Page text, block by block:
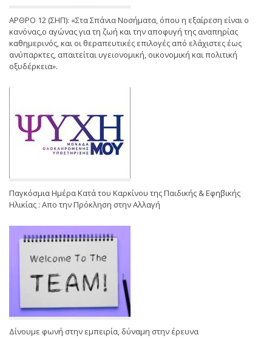
ΑΡΘΡΟ 12 (ΣΗΠ): «Στα Σπάνια Νοσήματα, όπου η εξαίρεση είναι ο
κανόνας,ο αγώνας για τη ζωή και την αποφυγή της αναπηρίας
καθημερινός, και οι θεραπευτικές επιλογές από ελάχιστες έως
ανύπαρκτες, απαιτείται υγειονομική, οικονομική και πολιτική
οξυδέρκεια».
Παγκόσμια Ημέρα Κατά του Καρκίνου της Παιδικής & Εφηβικής
Ηλικίας : Απο την Πρόκληση στην Αλλαγή
Δίνουμε φωνή στην εμπειρία, δύναμη στην έρευνα